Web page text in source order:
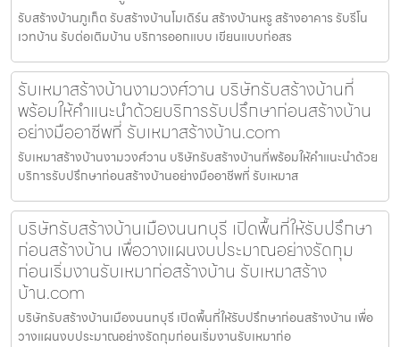
รับสร้างบ้านภูเก็ต รับสร้างบ้านโมเดิร์น สร้างบ้านหรู สร้างอาคาร รับรีโน
เวทบ้าน รับต่อเติมบ้าน บริการออกแบบ เขียนแบบก่อสร
รับเหมาสร้างบ้านงามวงศ์วาน บริษัทรับสร้างบ้านที่
พร้อมให้คำแนะนำด้วยบริการรับปรึกษาก่อนสร้างบ้าน
อย่างมืออาชีพที่ รับเหมาสร้างบ้าน.com
รับเหมาสร้างบ้านงามวงศ์วาน บริษัทรับสร้างบ้านที่พร้อมให้คำแนะนำด้วย
บริการรับปรึกษาก่อนสร้างบ้านอย่างมืออาชีพที่ รับเหมาส
บริษัทรับสร้างบ้านเมืองนนทบุรี เปิดพื้นที่ให้รับปรึกษา
ก่อนสร้างบ้าน เพื่อวางแผนงบประมาณอย่างรัดกุม
ก่อนเริ่มงานรับเหมาก่อสร้างบ้าน รับเหมาสร้าง
บ้าน.com
บริษัทรับสร้างบ้านเมืองนนทบุรี เปิดพื้นที่ให้รับปรึกษาก่อนสร้างบ้าน เพื่อ
วางแผนงบประมาณอย่างรัดกุมก่อนเริ่มงานรับเหมาก่อ